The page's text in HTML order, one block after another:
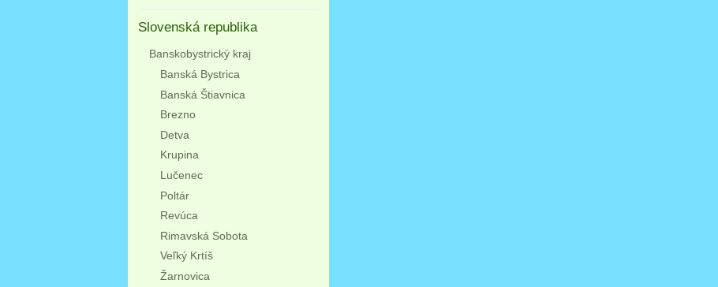
Slovenská republika
Banskobystrický kraj
Banská Bystrica
Banská Štiavnica
Brezno
Detva
Krupina
Lučenec
Poltár
Revúca
Rimavská Sobota
Veľký Krtíš
Žarnovica